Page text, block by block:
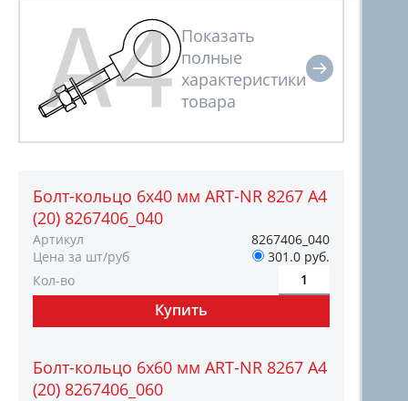
Болт-кольцо 6х40 мм ART-NR 8267 A4
(20) 8267406_040
Артикул
8267406_040
Цена за шт/руб
301.0 руб.
Кол-во
Болт-кольцо 6х60 мм ART-NR 8267 A4
(20) 8267406_060